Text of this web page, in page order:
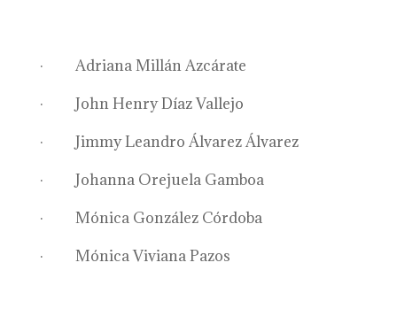
· Adriana Millán Azcárate
· John Henry Díaz Vallejo
· Jimmy Leandro Álvarez Álvarez
· Johanna Orejuela Gamboa
· Mónica González Córdoba
· Mónica Viviana Pazos